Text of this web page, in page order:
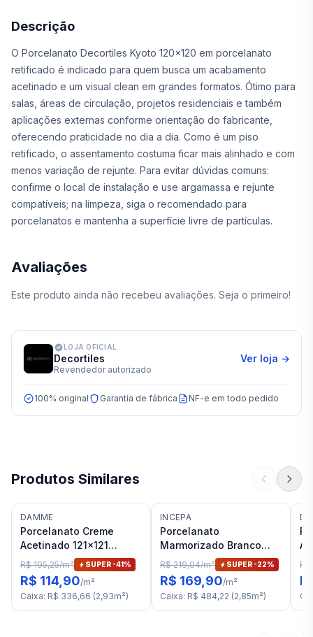
Descrição
O Porcelanato Decortiles Kyoto 120x120 em porcelanato
retificado é indicado para quem busca um acabamento
acetinado e um visual clean em grandes formatos. Ótimo para
salas, áreas de circulação, projetos residenciais e também
aplicações externas conforme orientação do fabricante,
oferecendo praticidade no dia a dia. Como é um piso
retificado, o assentamento costuma ficar mais alinhado e com
menos variação de rejunte. Para evitar dúvidas comuns:
confirme o local de instalação e use argamassa e rejunte
compatíveis; na limpeza, siga o recomendado para
porcelanatos e mantenha a superfície livre de partículas.
Avaliações
Este produto ainda não recebeu avaliações. Seja o primeiro!
LOJA OFICIAL
Decortiles
Revendedor autorizado
Ver loja →
100% original Garantia de fábrica NF-e em todo pedido
Produtos Similares
DAMME
Porcelanato Creme
Acetinado 121x121
Damme Savanah RET "A"
R$ 195,25/m² SUPER -41%
R$ 114,90/m²
Caixa: R$ 336,66 (2,93m²)
INCEPA
Porcelanato
Marmorizado Branco
Acetinado 120x120
Incepa Calacatta Oro
RET "A"
R$ 219,04/m² SUPER -22%
R$ 169,90/m²
Caixa: R$ 484,22 (2,85m²)
R$